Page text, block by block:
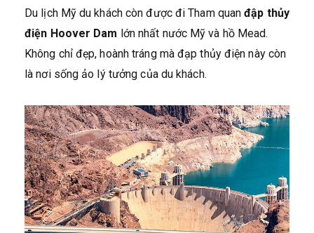
Du lịch Mỹ du khách còn được đi Tham quanđập thủy
điện Hoover Dam lớn nhất nước Mỹ và hồ Mead.
Không chỉ đẹp, hoành tráng mà đạp thủy điện này còn
là nơi sống ảo lý tưởng của du khách.